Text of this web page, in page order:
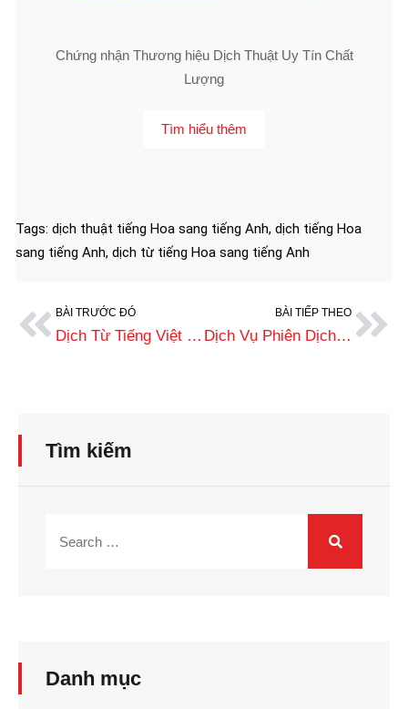
Chứng nhận Thương hiệu Dịch Thuật Uy Tín Chất
Lượng
Tìm hiểu thêm
Tags: dịch thuật tiếng Hoa sang tiếng Anh, dịch tiếng Hoa
sang tiếng Anh, dịch từ tiếng Hoa sang tiếng Anh
BÀI TRƯỚC ĐÓ
Dịch Từ Tiếng Việt Sang Tiếng Hoa Chuyên Nghiệp, Phí Tốt Nhất
BÀI TIẾP THEO
Dịch Vụ Phiên Dịch Tiếng Hoa Chuyên Nghiệp, Giá Tốt Nhất
Tìm kiếm
Danh mục